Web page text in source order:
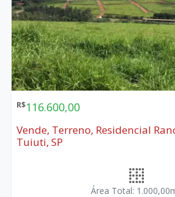
R$116.600,00
Vende, Terreno, Residencial
Tuiuti, SP
Área Total: